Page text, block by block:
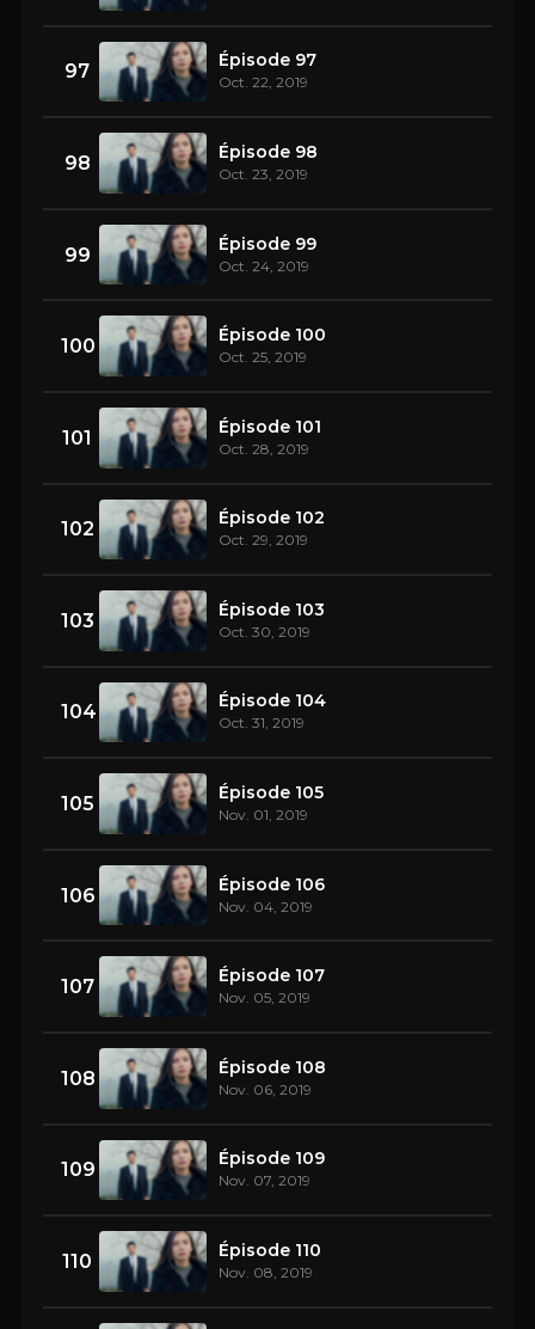
97 Épisode 97
Oct. 22, 2019
98 Épisode 98
Oct. 23, 2019
99 Épisode 99
Oct. 24, 2019
100 Épisode 100
Oct. 25, 2019
101 Épisode 101
Oct. 28, 2019
102 Épisode 102
Oct. 29, 2019
103 Épisode 103
Oct. 30, 2019
104 Épisode 104
Oct. 31, 2019
105 Épisode 105
Nov. 01, 2019
106 Épisode 106
Nov. 04, 2019
107 Épisode 107
Nov. 05, 2019
108 Épisode 108
Nov. 06, 2019
109 Épisode 109
Nov. 07, 2019
110 Épisode 110
Nov. 08, 2019